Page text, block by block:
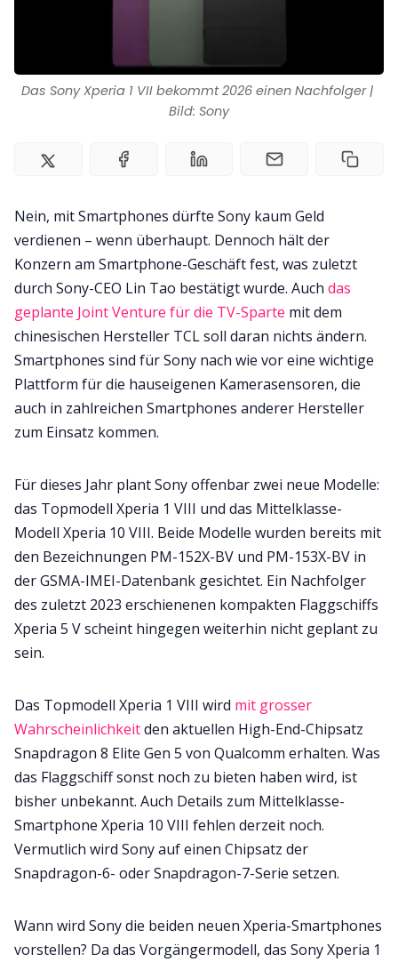
Das Sony Xperia 1 VII bekommt 2026 einen Nachfolger |
Bild: Sony
Nein, mit Smartphones dürfte Sony kaum Geld
verdienen – wenn überhaupt. Dennoch hält der
Konzern am Smartphone-Geschäft fest, was zuletzt
durch Sony-CEO Lin Tao bestätigt wurde. Auch das
geplante Joint Venture für die TV-Sparte mit dem
chinesischen Hersteller TCL soll daran nichts ändern.
Smartphones sind für Sony nach wie vor eine wichtige
Plattform für die hauseigenen Kamerasensoren, die
auch in zahlreichen Smartphones anderer Hersteller
zum Einsatz kommen.
Für dieses Jahr plant Sony offenbar zwei neue Modelle:
das Topmodell Xperia 1 VIII und das Mittelklasse-
Modell Xperia 10 VIII. Beide Modelle wurden bereits mit
den Bezeichnungen PM-152X-BV und PM-153X-BV in
der GSMA-IMEI-Datenbank gesichtet. Ein Nachfolger
des zuletzt 2023 erschienenen kompakten Flaggschiffs
Xperia 5 V scheint hingegen weiterhin nicht geplant zu
sein.
Das Topmodell Xperia 1 VIII wird mit grosser
Wahrscheinlichkeitden aktuellen High-End-Chipsatz
Snapdragon 8 Elite Gen 5 von Qualcomm erhalten. Was
das Flaggschiff sonst noch zu bieten haben wird, ist
bisher unbekannt. Auch Details zum Mittelklasse-
Smartphone Xperia 10 VIII fehlen derzeit noch.
Vermutlich wird Sony auf einen Chipsatz der
Snapdragon-6- oder Snapdragon-7-Serie setzen.
Wann wird Sony die beiden neuen Xperia-Smartphones
vorstellen? Da das Vorgängermodell, das Sony Xperia 1